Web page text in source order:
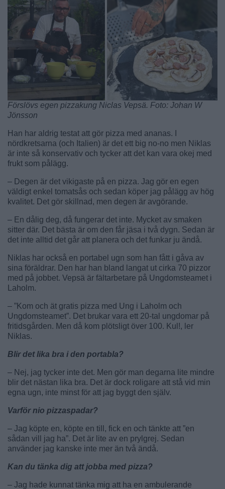
Förslövs egen pizzakung Niclas Vepsä. Foto: Johan W
Jönsson
Han har aldrig testat att gör pizza med ananas. I
nördkretsarna (och Italien) är det ett big no-no men Niklas
är inte så konservativ och tycker att det kan vara okej med
frukt som pålägg.
– Degen är det vikigaste på en pizza. Jag gör en egen
väldigt enkel tomatsås och sedan köper jag pålägg av hög
kvalitet. Det gör skillnad, men degen är avgörande.
– En dålig deg, då fungerar det inte. Mycket av smaken
sitter där. Det bästa är om den får jäsa i två dygn. Sedan är
det inte alltid det går att planera och det funkar ju ändå.
Niklas har också en portabel ugn som han fått i gåva av
sina föräldrar. Den har han bland langat ut cirka 70 pizzor
med på jobbet. Vepsä är fältarbetare på Ungdomsteamet i
Laholm.
– ”Kom och ät gratis pizza med Ung i Laholm och
Ungdomsteamet”. Det brukar vara ett 20-tal ungdomar på
fritidsgården. Men då kom plötsligt över 100. Kul!, ler
Niklas.
Blir det lika bra i den portabla?
– Nej, jag tycker inte det. Men gör man degarna lite mindre
blir det nästan lika bra. Det är dock roligare att stå vid min
egna ugn, inte minst för att jag byggt den själv.
Varför nio pizzaspadar?
– Jag köpte en, köpte en till, fick en och tänkte att ”en
sådan vill jag ha”. Det är lite av en prylgrej. Sedan
använder jag kanske inte mer än två ändå.
Kan du tänka dig att jobba med pizza?
– Jag hade kunnat tänka mig att ha en ambulerande